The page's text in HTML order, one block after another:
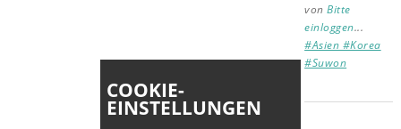
vonBitte
einloggen...
#Asien #Korea
#Suwon
COOKIE-
EINSTELLUNGEN